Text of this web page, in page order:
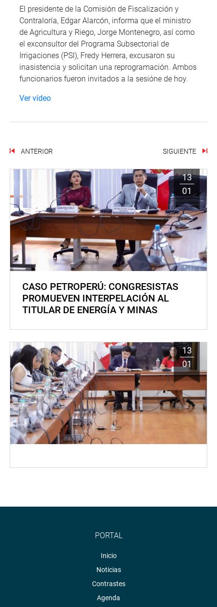
El presidente de la Comisión de Fiscalización y
Contraloría, Edgar Alarcón, informa que el ministro
de Agricultura y Riego, Jorge Montenegro, así como
el exconsultor del Programa Subsectorial de
Irrigaciones (PSI), Fredy Herrera, excusaron su
inasistencia y solicitan una reprogramación. Ambos
funcionarios fueron invitados a la sesióne de hoy.
Ver vídeo
ANTERIOR SIGUIENTE
13
01
CASO PETROPERÚ: CONGRESISTAS
PROMUEVEN INTERPELACIÓN AL
TITULAR DE ENERGÍA Y MINAS
13
01
PORTAL
Inicio
Noticias
Contrastes
Agenda